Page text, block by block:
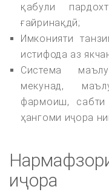
қабули
ғайринақдӣ;
Имконияти
истифода аз
Система
мекунад,
фармоиш,
ҳангоми иҷора
иҷора